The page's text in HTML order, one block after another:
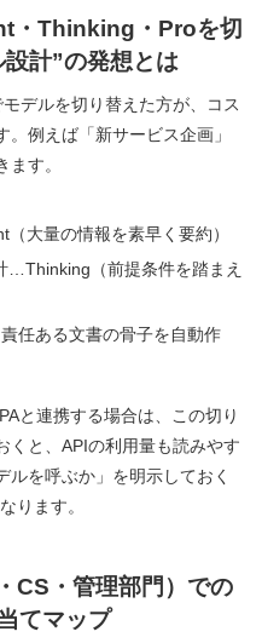
・Thinking・Proを切
計”の発想とは
デルを切り替えた方が、コス
。例えば「新サービス企画」
す。
大量の情報を素早く要約）
…Thinking（前提条件を踏まえ
任ある文書の骨子を自動作
と連携する場合は、この切り
くと、APIの利用量も読みやす
ルを呼ぶか」を明示しておく
ります。
CS・管理部門）での
てマップ